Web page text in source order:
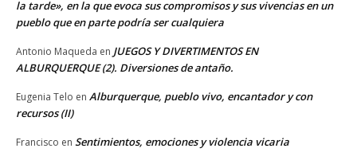
la tarde», en la que evoca sus compromisos y sus vivencias en un
pueblo que en parte podría ser cualquiera
Antonio Maqueda en JUEGOS Y DIVERTIMENTOS EN
ALBURQUERQUE (2). Diversiones de antaño.
Eugenia Telo en Alburquerque, pueblo vivo, encantador y con
recursos (II)
Francisco en Sentimientos, emociones y violencia vicaria